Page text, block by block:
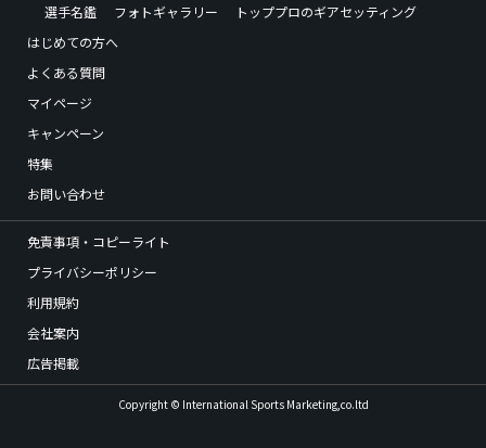
選手名鑑
フォトギャラリー
トッププロのギアセッティング
はじめての方へ
よくある質問
マイページ
キャンペーン
特集
お問い合わせ
免責事項・コピーライト
プライバシーポリシー
利用規約
会社案内
広告掲載
Copyright © International Sports Marketing,co.ltd